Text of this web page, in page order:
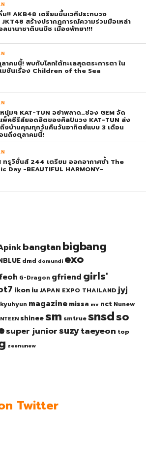
ม!! AKB48 เตรียมขึ้นเวทีประกบวง
สร้างปรากฎการณ์ความร่วมมือเหล่า
ลนานาชาติบนบีช เมืองพัทยา!!!
าคมนี้! พบกับโลกใต้ทะเลสุดตระการตา ใน
มชันเรื่อง Children of the Sea
นุ่มๆ KAT-TUN อย่าพลาด…ช่อง GEM จัด
พ็คซีรีส์ยอดฮิตของศิลปินวง KAT-TUN ส่ง
งบ้านคุณทุกวันคืนวันอาทิตย์แบบ 3 เดือน
นถึงตุลาคมนี้!
ทรูวิชั่นส์ 244 เตรียม ออกอากาศซ้ำ The
Day -BEAUTIFUL HARMONY-
bangtanbigbang
dmd domundi exo
feoh G-Dragon gfriend girls'
ikoniu JAPAN EXPO THAILAND jyj
kyuhyun magazine missa mv nct Nunew
shinee sm smtrue snsdso
super junior suzytaeyeon top
zeenunew
Twitter